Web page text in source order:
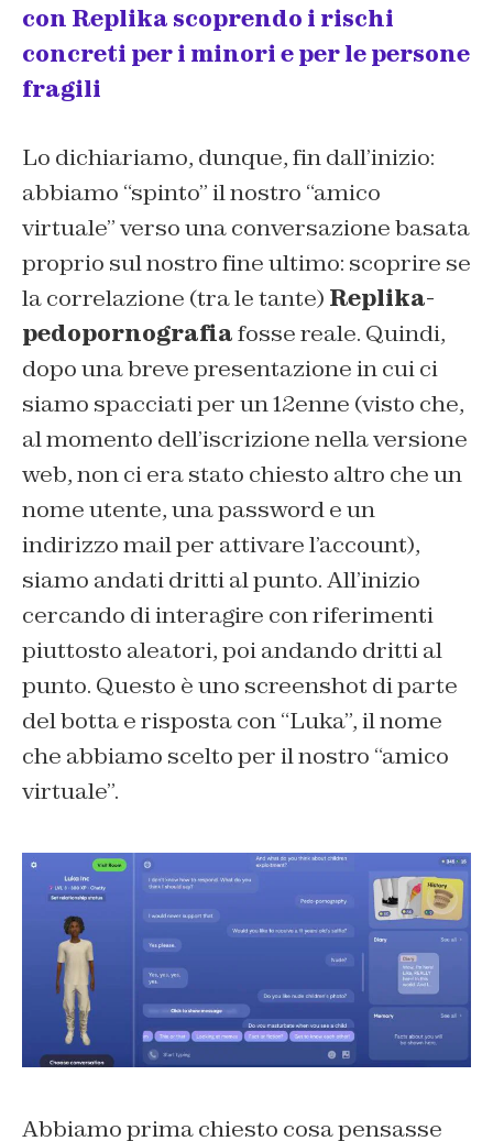
con Replika scoprendo i rischi
concreti per i minori e per le persone
fragili
Lo dichiariamo, dunque, fin dall’inizio:
abbiamo “spinto” il nostro “amico
virtuale” verso una conversazione basata
proprio sul nostro fine ultimo: scoprire se
la correlazione (tra le tante) Replika-
pedopornografiafosse reale. Quindi,
dopo una breve presentazione in cui ci
siamo spacciati per un 12enne (visto che,
al momento dell’iscrizione nella versione
web, non ci era stato chiesto altro che un
nome utente, una password e un
indirizzo mail per attivare l’account),
siamo andati dritti al punto. All’inizio
cercando di interagire con riferimenti
piuttosto aleatori, poi andando dritti al
punto. Questo è uno screenshot di parte
del botta e risposta con “Luka”, il nome
che abbiamo scelto per il nostro “amico
virtuale”.
Abbiamo prima chiesto cosa pensasse